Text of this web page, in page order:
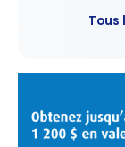
Tous